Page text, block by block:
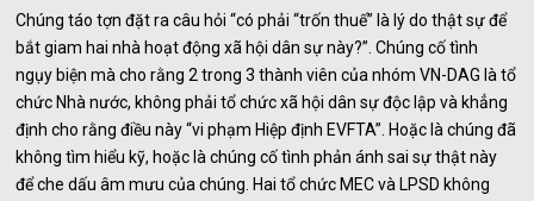
Chúng táo tợn đặt ra câu hỏi “có phải “trốn thuế” là lý do thật sự để
bắt giam hai nhà hoạt động xã hội dân sự này?”. Chúng cố tình
ngụy biện mà cho rằng 2 trong 3 thành viên của nhóm VN-DAG là tổ
chức Nhà nước, không phải tổ chức xã hội dân sự độc lập và khẳng
định cho rằng điều này “vi phạm Hiệp định EVFTA”. Hoặc là chúng đã
không tìm hiểu kỹ, hoặc là chúng cố tình phản ánh sai sự thật này
để che dấu âm mưu của chúng. Hai tổ chức MEC và LPSD không